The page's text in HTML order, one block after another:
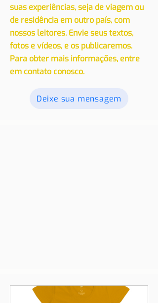
suas experiências, seja de viagem ou
de residência em outro país, com
nossos leitores. Envie seus textos,
fotos e vídeos, e os publicaremos.
Para obter mais informações, entre
em contato conosco.
Deixe sua mensagem